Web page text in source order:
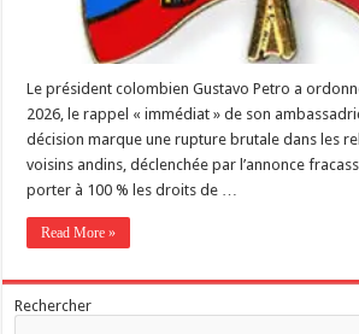
Le président colombien Gustavo Petro a
2026, le rappel « immédiat » de son
décision marque une rupture brutale dans les
voisins andins, déclenchée par l’annonce
porter à 100 % les droits de …
Read More »
Rechercher